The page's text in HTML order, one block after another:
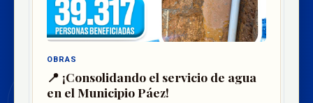
OBRAS
📍 ¡Consolidando el servicio de agua
en el Municipio Páez!